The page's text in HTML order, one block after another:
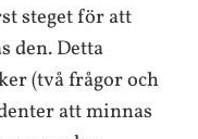
steget för att
den. Detta
(två frågor och
att minnas